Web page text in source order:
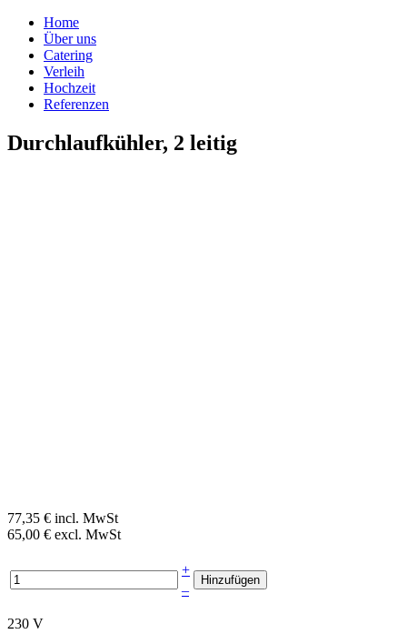
Home
Über uns
Catering
Verleih
Hochzeit
Referenzen
Durchlaufkühler, 2 leitig
77,35 € incl. MwSt
65,00 € excl. MwSt
+
–
230 V